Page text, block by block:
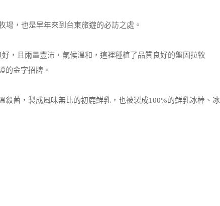
場，也是早年來到台東旅遊的必訪之處。
，且雨量豐沛，氣候溫和，這裡種植了品質良好的盤固拉牧
的金字招牌。
菌，製成風味無比的初鹿鮮乳，也被製成100%的鮮乳冰棒、冰